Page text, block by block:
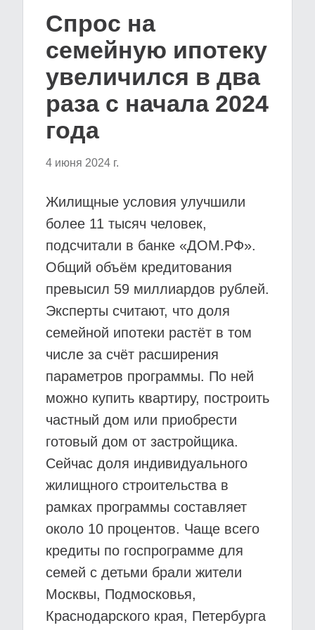
Спрос на
семейную ипотеку
увеличился в два
раза с начала 2024
года
4 июня 2024 г.
Жилищные условия улучшили
более 11 тысяч человек,
подсчитали в банке «ДОМ.РФ».
Общий объём кредитования
превысил 59 миллиардов рублей.
Эксперты считают, что доля
семейной ипотеки растёт в том
числе за счёт расширения
параметров программы. По ней
можно купить квартиру, построить
частный дом или приобрести
готовый дом от застройщика.
Сейчас доля индивидуального
жилищного строительства в
рамках программы составляет
около 10 процентов. Чаще всего
кредиты по госпрограмме для
семей с детьми брали жители
Москвы, Подмосковья,
Краснодарского края, Петербурга